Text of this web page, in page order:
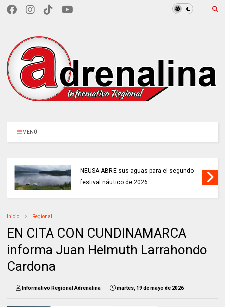
MENÚ
NEUSA ABRE sus aguas para el segundo
festival náutico de 2026.
Inicio Regional
EN CITA CON CUNDINAMARCA
informa Juan Helmuth Larrahondo
Cardona
Informativo Regional Adrenalina martes, 19 de mayo de 2026